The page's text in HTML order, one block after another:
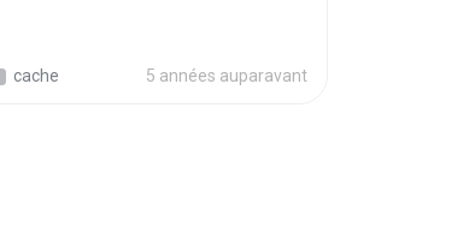
cache 5 années auparavant